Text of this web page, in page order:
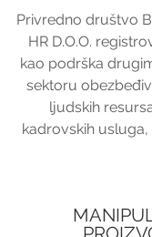
Privredno društvo
HR D.O.O.
kao podrška
sektoru
ljudskih
kadrovskih